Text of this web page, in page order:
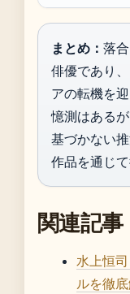
まとめ： 落
俳優であり
アの転機を
憶測はある
基づかない
作品を通じ
関連記事
水上恒
ルを徹